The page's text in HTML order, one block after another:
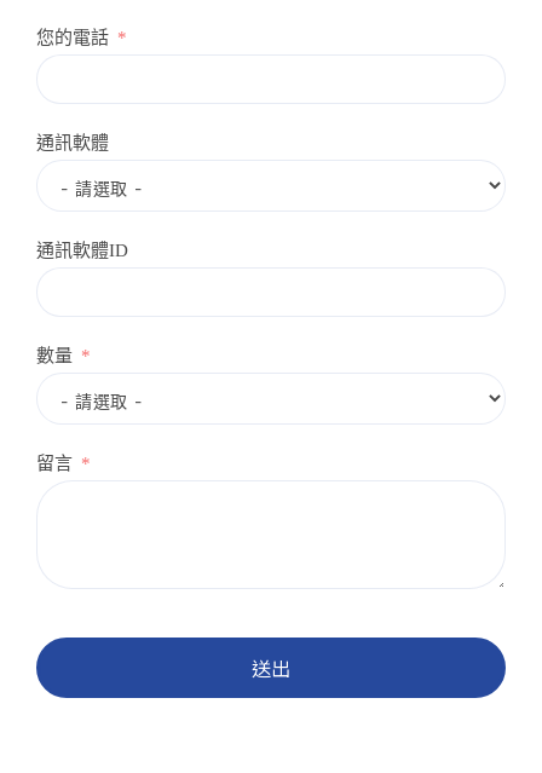
您的電話
通訊軟體
通訊軟體ID
數量
留言
送出